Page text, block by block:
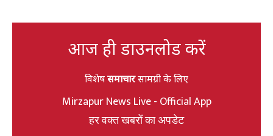
आज ही डाउनलोड करें
विशेषसमाचारसामग्री के लिए
Mirzapur News Live - Official App
हर वक्त खबरों का अपडेट